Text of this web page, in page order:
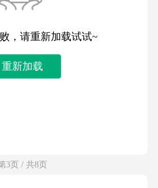
，请重新加载试试~
重新加载
3页 / 共8页